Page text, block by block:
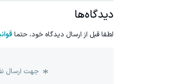
دیدگاه‌ها
لطفا قبل از ارسال دیدگاه خود، حتما
جهت ارسال